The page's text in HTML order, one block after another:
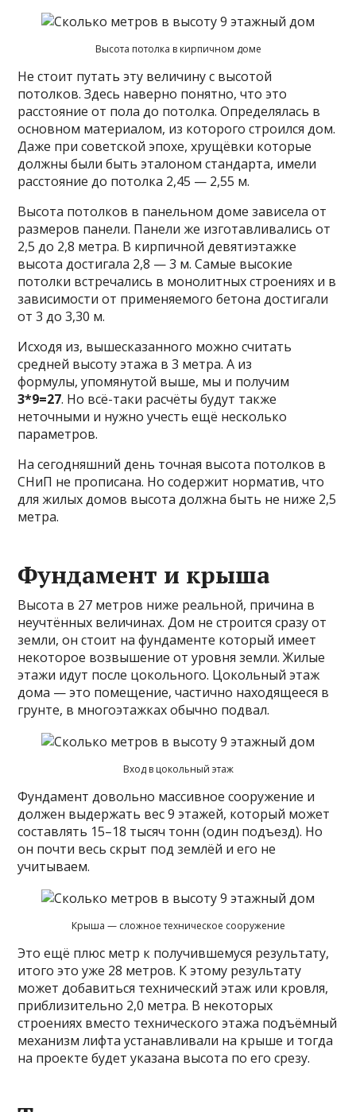
Высота потолка в кирпичном доме
Не стоит путать эту величину с высотой
потолков. Здесь наверно понятно, что это
расстояние от пола до потолка. Определялась в
основном материалом, из которого строился дом.
Даже при советской эпохе, хрущёвки которые
должны были быть эталоном стандарта, имели
расстояние до потолка 2,45 — 2,55 м.
Высота потолков в панельном доме зависела от
размеров панели. Панели же изготавливались от
2,5 до 2,8 метра. В кирпичной девятиэтажке
высота достигала 2,8 — 3 м. Самые высокие
потолки встречались в монолитных строениях и в
зависимости от применяемого бетона достигали
от 3 до 3,30 м.
Исходя из, вышесказанного можно считать
средней высоту этажа в 3 метра. А из
формулы, упомянутой выше, мы и получим
3*9=27. Но всё-таки расчёты будут также
неточными и нужно учесть ещё несколько
параметров.
На сегодняшний день точная высота потолков в
СНиП не прописана. Но содержит норматив, что
для жилых домов высота должна быть не ниже 2,5
метра.
Фундамент и крыша
Высота в 27 метров ниже реальной, причина в
неучтённых величинах. Дом не строится сразу от
земли, он стоит на фундаменте который имеет
некоторое возвышение от уровня земли. Жилые
этажи идут после цокольного. Цокольный этаж
дома — это помещение, частично находящееся в
грунте, в многоэтажках обычно подвал.
Вход в цокольный этаж
Фундамент довольно массивное сооружение и
должен выдержать вес 9 этажей, который может
составлять 15–18 тысяч тонн (один подъезд). Но
он почти весь скрыт под землёй и его не
учитываем.
Крыша — сложное техническое сооружение
Это ещё плюс метр к получившемуся результату,
итого это уже 28 метров. К этому результату
может добавиться технический этаж или кровля,
приблизительно 2,0 метра. В некоторых
строениях вместо технического этажа подъёмный
механизм лифта устанавливали на крыше и тогда
на проекте будет указана высота по его срезу.